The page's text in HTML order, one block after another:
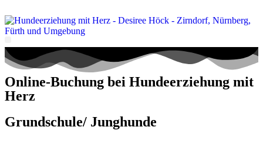
Online-Buchung bei Hundeerziehung mit
Herz
Grundschule/ Junghunde